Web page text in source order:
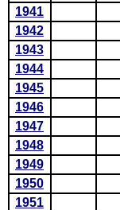
1941
1942
1943
1944
1945
1946
1947
1948
1949
1950
1951